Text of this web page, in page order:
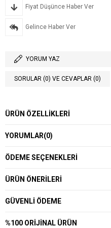
Fiyat Düşünce Haber Ver
Gelince Haber Ver
YORUM YAZ
SORULAR (0) VE CEVAPLAR (0)
ÜRÜN ÖZELLIKLERI
YORUMLAR(0)
ÖDEME SEÇENEKLERI
ÜRÜN ÖNERILERI
GÜVENLI ÖDEME
%100 ORIJINAL ÜRÜN